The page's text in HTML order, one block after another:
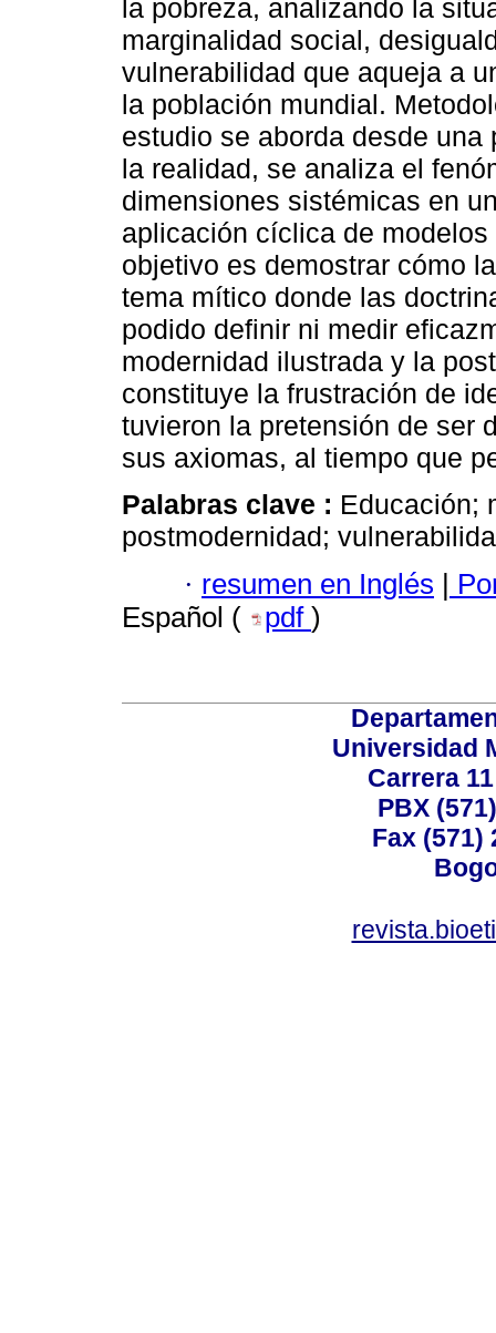
la pobreza, analizando la
marginalidad social,
vulnerabilidad que aqueja a
la población mundial.
estudio se aborda desde
la realidad, se analiza el
dimensiones sistémicas en
aplicación cíclica de
objetivo es demostrar cómo
tema mítico donde las
podido definir ni medir
modernidad ilustrada y la
constituye la frustración de
tuvieron la pretensión de ser
sus axiomas, al tiempo que
Palabras clave : Educación;
postmodernidad;
· resumen en Inglés |
Español (
pdf )
Universidad
Carrera
PBX
Fax (571)